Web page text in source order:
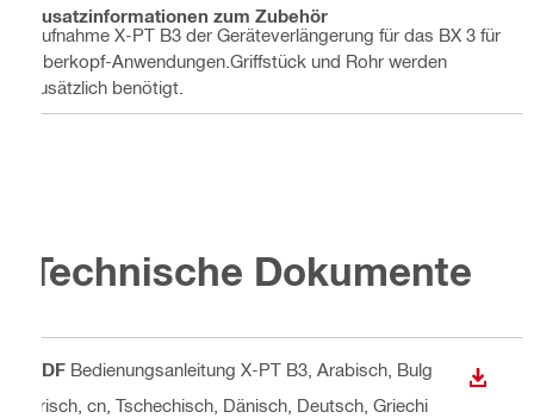
Zusatzinformationen zum Zubehör
Aufnahme X-PT B3 der Geräteverlängerung für das BX 3 für
Überkopf-Anwendungen.Griffstück und Rohr werden
zusätzlich benötigt.
Technische Dokumente
PDF Bedienungsanleitung X-PT B3 , Arabisch, Bulg
arisch, cn, Tschechisch, Dänisch, Deutsch, Griechi